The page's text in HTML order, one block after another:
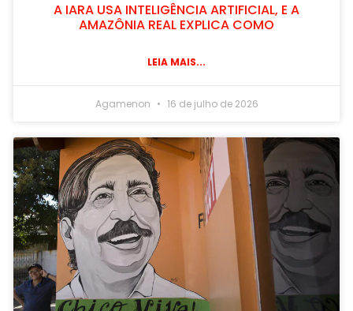
A IARA USA INTELIGÊNCIA ARTIFICIAL, E A
AMAZÔNIA REAL EXPLICA COMO
LEIA MAIS...
Agamenon 16 de julho de 2026